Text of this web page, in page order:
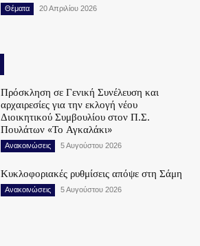
Θέματα 20 Απριλίου 2026
Πρόσκληση σε Γενική Συνέλευση και
αρχαιρεσίες για την εκλογή νέου
Διοικητικού Συμβουλίου στον Π.Σ.
Πουλάτων «Το Αγκαλάκι»
Ανακοινώσεις 5 Αυγούστου 2026
Κυκλοφοριακές ρυθμίσεις απόψε στη Σάμη
Ανακοινώσεις 5 Αυγούστου 2026